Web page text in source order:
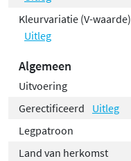
Kleurvariatie (V-waarde)
Uitleg
Algemeen
Uitvoering
Gerectificeerd
Uitleg
Legpatroon
Land van herkomst